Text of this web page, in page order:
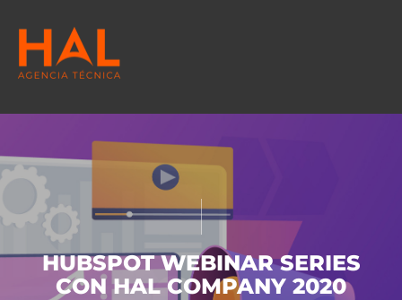
HUBSPOT WEBINAR SERIES
CON HAL COMPANY 2020